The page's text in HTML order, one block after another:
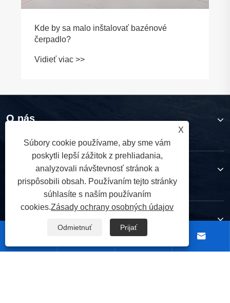
Kde by sa malo inštalovať bazénové
čerpadlo?
Vidieť viac >>
O nás
Produkty
 
X
Súbory cookie používame, aby sme vám
poskytli lepší zážitok z prehliadania,
analyzovali návštevnosť stránok a
prispôsobili obsah. Používaním tejto stránky
súhlasíte s naším používaním
cookies.Zásady ochrany osobných údajov
Odmietnuť Prijať